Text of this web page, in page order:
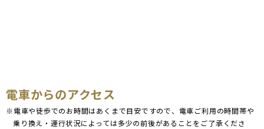
電車からのアクセス
※電車や徒歩でのお時間はあくまで目安ですので、電車ご利用の時間帯や
乗り換え・運行状況によっては多少の前後があることをご了承くださ